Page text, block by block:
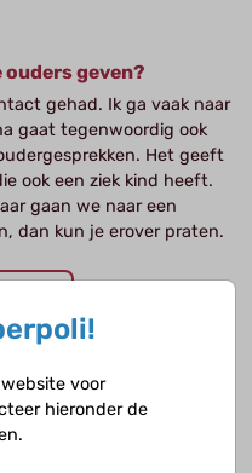
ouders geven?
gehad. Ik ga vaak naar
gaat tegenwoordig ook
Het geeft
ook een ziek kind heeft.
gaan we naar een
dan kun je erover praten.
we transplanteren, niet
voor
hieronder de